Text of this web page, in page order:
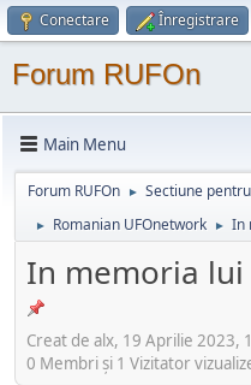
Conectare Înregistrare
Forum RUFOn
Main Menu
Forum RUFOn ► Sectiune
► Romanian UFOnetwork ► In
In memoria
Creat de alx, 19 Aprilie 2023,
0 Membri şi 1 Vizitator